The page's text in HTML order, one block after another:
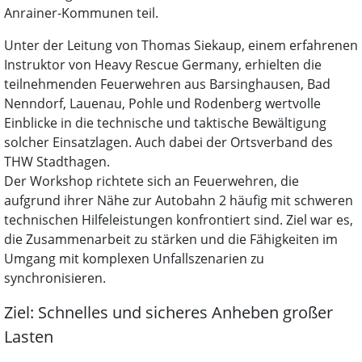
Anrainer-Kommunen teil.
Unter der Leitung von Thomas Siekaup, einem erfahrenen
Instruktor von Heavy Rescue Germany, erhielten die
teilnehmenden Feuerwehren aus Barsinghausen, Bad
Nenndorf, Lauenau, Pohle und Rodenberg wertvolle
Einblicke in die technische und taktische Bewältigung
solcher Einsatzlagen. Auch dabei der Ortsverband des
THW Stadthagen.
Der Workshop richtete sich an Feuerwehren, die
aufgrund ihrer Nähe zur Autobahn 2 häufig mit schweren
technischen Hilfeleistungen konfrontiert sind. Ziel war es,
die Zusammenarbeit zu stärken und die Fähigkeiten im
Umgang mit komplexen Unfallszenarien zu
synchronisieren.
Ziel: Schnelles und sicheres Anheben großer
Lasten